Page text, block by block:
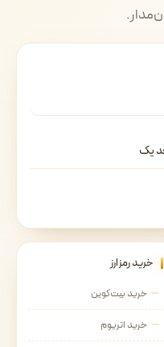
خرید رمزارز
خرید بیت‌کوین
خرید اتریوم